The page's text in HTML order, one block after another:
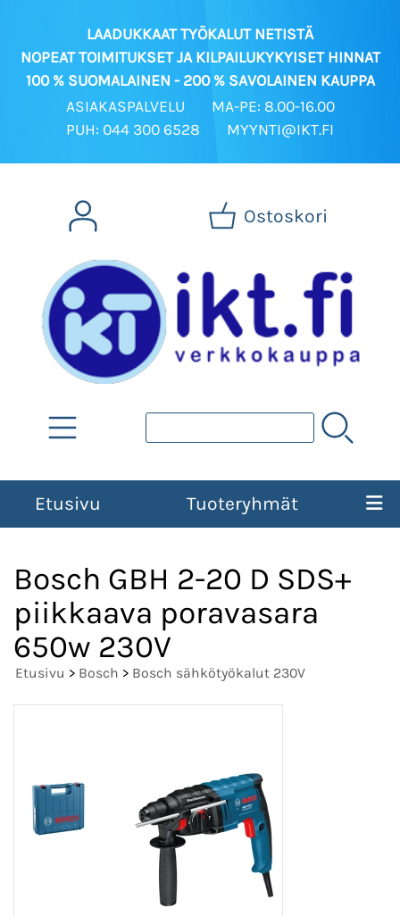
LAADUKKAAT TYÖKALUT NETISTÄ
NOPEAT TOIMITUKSET JA KILPAILUKYKYISET HINNAT
100 % SUOMALAINEN - 200 % SAVOLAINEN KAUPPA
ASIAKASPALVELU
MA-PE: 8.00-16.00
PUH: 044 300 6528
MYYNTI@IKT.FI
Ostoskori
Etusivu Tuoteryhmät
Bosch GBH 2-20 D SDS+
piikkaava poravasara
650w 230V
Etusivu > Bosch > Bosch sähkötyökalut 230V